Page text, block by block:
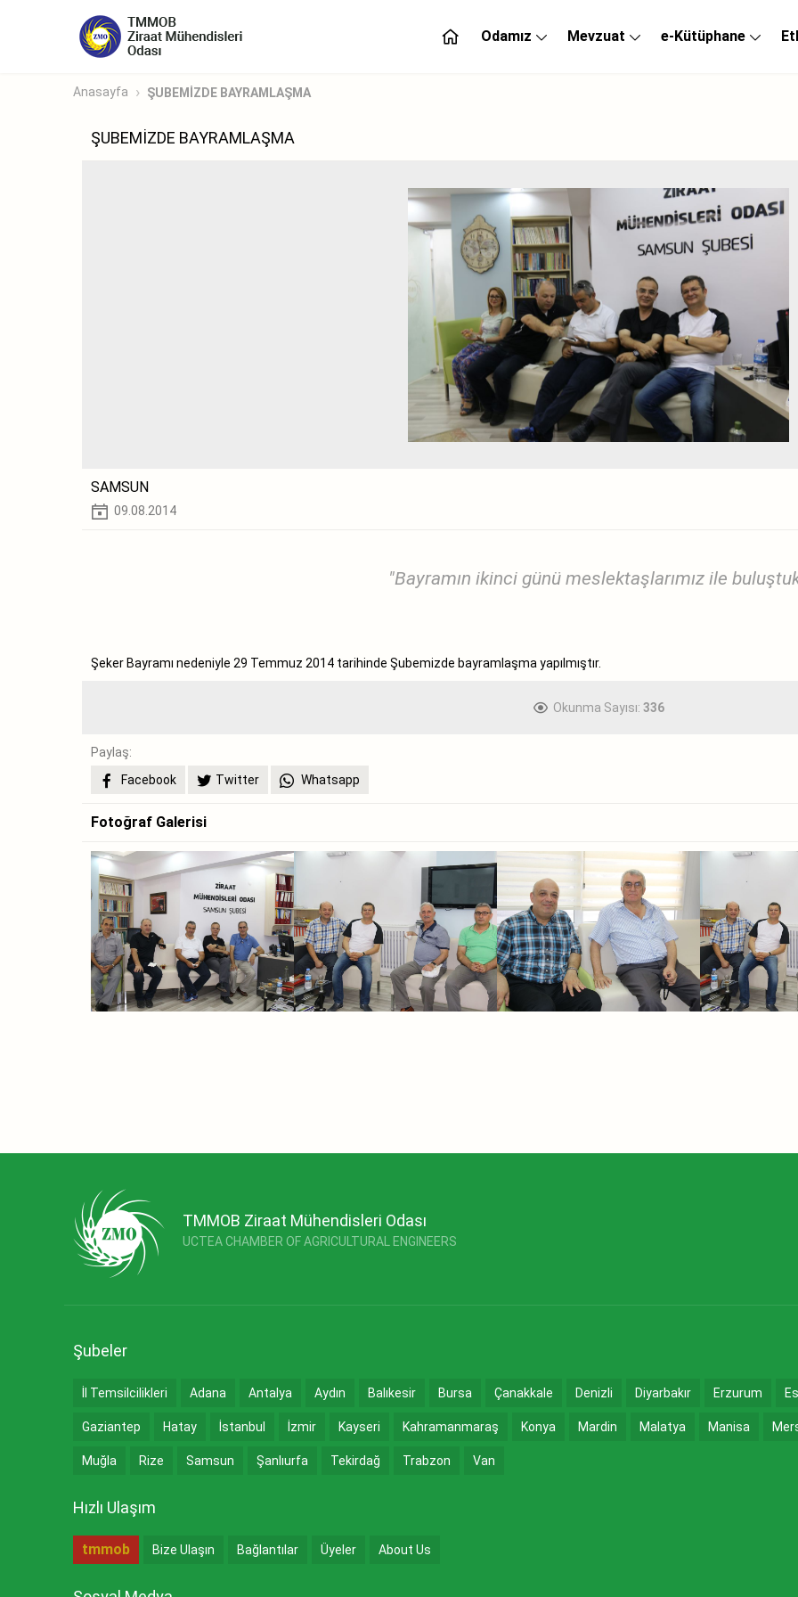
Odamız Mevzuat e-Kütüphane
Anasayfa ŞUBEMİZDE BAYRAMLAŞMA
ŞUBEMİZDE BAYRAMLAŞMA
SAMSUN
09.08.2014
"Bayramın ikinci günü meslektaşlarımız ile
Şeker Bayramı nedeniyle 29 Temmuz 2014 tarihinde Şubemizde bayramlaşma yapılmıştır.
Okunma Sayısı: 336
Paylaş:
Facebook
Twitter Whatsapp
Fotoğraf Galerisi
TMMOB Ziraat Mühendisleri Odası
UCTEA CHAMBER OF AGRICULTURAL ENGINEERS
Şubeler
İl Temsilcilikleri Adana Antalya Aydın Balıkesir Bursa Çanakkale Denizli Diyarbakır Erzurum
Gaziantep Hatay İstanbul İzmir Kayseri Kahramanmaraş Konya Mardin Malatya Manisa
Muğla Rize Samsun Şanlıurfa Tekirdağ Trabzon Van
Hızlı Ulaşım
tmmob Bize Ulaşın Bağlantılar Üyeler About Us